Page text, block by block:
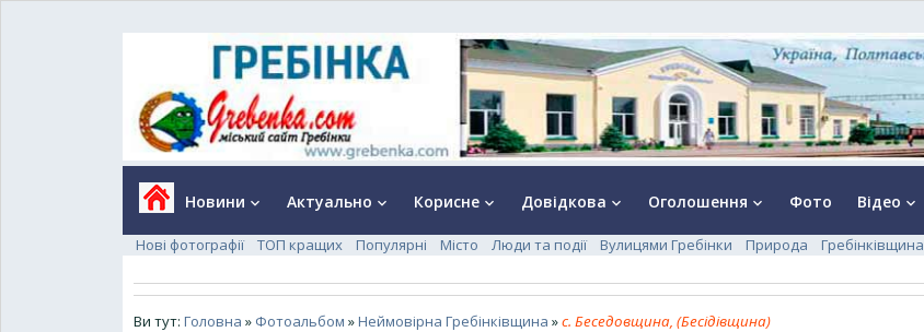
Новини keyboard_arrow_down Актуально keyboard_arrow_down Корисне keyboard_arrow_down Довідкова keyboard_arrow_down Оголошення keyboard_arrow_down Фото Відео keyboard_arrow_down
Нові фотографії ТОП кращих Популярні Місто Люди та події Вулицями Гребінки Природа Гребінківщина
Ви тут: Головна » Фотоальбом »Неймовірна Гребінківщина »с. Беседовщина, (Бесідівщина)